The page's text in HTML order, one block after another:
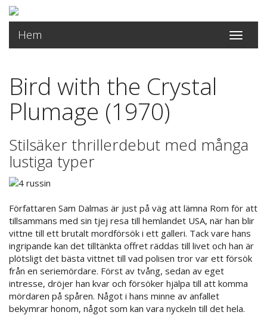
Toggle
Hem
Bird with the Crystal
Plumage (1970)
Stilsäker thrillerdebut med många
lustiga typer
Författaren Sam Dalmas är just på väg att lämna Rom för att
tillsammans med sin tjej resa till hemlandet USA, när han blir
vittne till ett brutalt mordförsök i ett galleri. Tack vare hans
ingripande kan det tilltänkta offret räddas till livet och han är
plötsligt det bästa vittnet till vad polisen tror var ett försök
från en seriemördare. Först av tvång, sedan av eget
intresse, dröjer han kvar och försöker hjälpa till att komma
mördaren på spåren. Något i hans minne av anfallet
bekymrar honom, något som kan vara nyckeln till det hela.